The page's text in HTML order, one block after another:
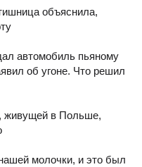
объяснила,
автомобиль пьяному
об угоне. Что решил
живущей в Польше,
молочки, и это был